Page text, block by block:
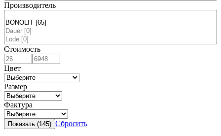
Производитель
Стоимость
Цвет
Размер
Фактура
Сбросить